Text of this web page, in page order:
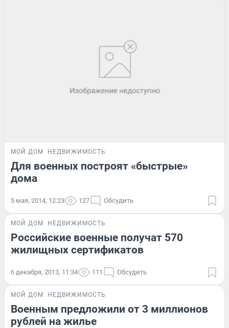
МОЙ ДОМ НЕДВИЖИМОСТЬ
Для военных построят «быстрые»
дома
5 мая, 2014, 12:23 127 Обсудить
МОЙ ДОМ НЕДВИЖИМОСТЬ
Российские военные получат 570
жилищных сертификатов
6 декабря, 2013, 11:34 111 Обсудить
МОЙ ДОМ НЕДВИЖИМОСТЬ
Военным предложили от 3 миллионов
рублей на жилье